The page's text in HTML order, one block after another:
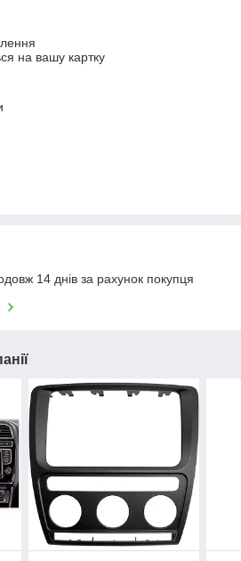
на вашу картку
14 днів за рахунок покупця